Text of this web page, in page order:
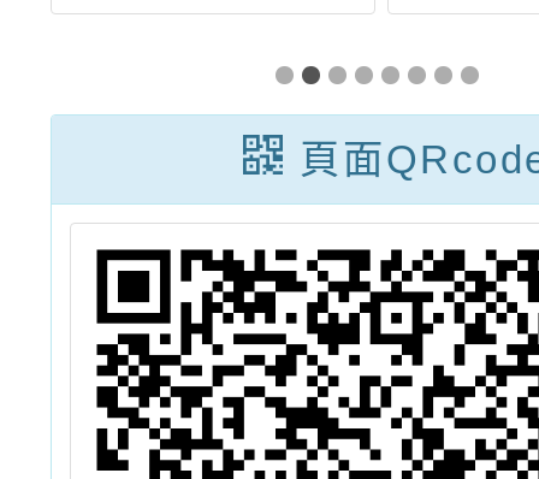
樣的馬村
動水域運動經
申請案，請於
113年11月15
下午5時前至
「教育部體育
推動水域運動
畫申請平臺」
成線上申請，
頁面